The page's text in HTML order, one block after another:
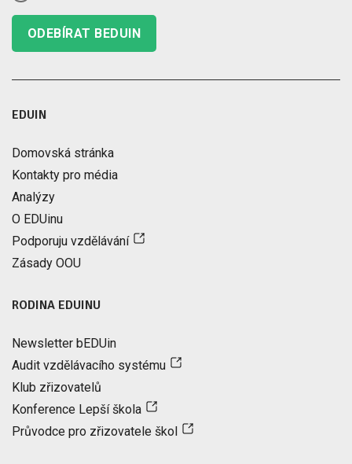
ODEBÍRAT BEDUIN
EDUIN
Domovská stránka
Kontakty pro média
Analýzy
O EDUinu
Podporuju vzdělávání
Zásady OOU
RODINA EDUINU
Newsletter bEDUin
Audit vzdělávacího systému
Klub zřizovatelů
Konference Lepší škola
Průvodce pro zřizovatele škol